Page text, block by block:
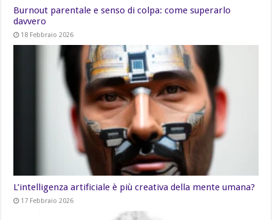
Burnout parentale e senso di colpa: come superarlo
davvero
18 Febbraio 2026
L’intelligenza artificiale è più creativa della mente umana?
17 Febbraio 2026